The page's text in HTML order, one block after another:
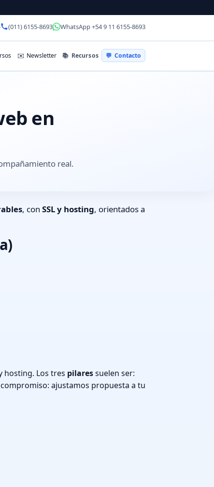
(011) 6155-8693 WhatsApp +54 9 11 6155-8693
✉️ Newsletter 📚 Recursos 💬 Contacto
en
real.
, con SSL y hosting, orientados a
hosting. Los tres pilaressuelen ser:
ajustamos propuesta a tu